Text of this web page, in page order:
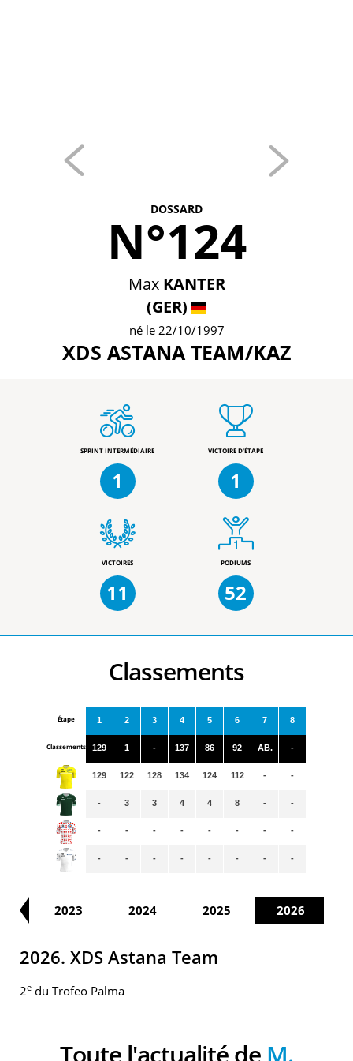
DOSSARD
N°124
Max KANTER
(GER)
né le 22/10/1997
XDS ASTANA TEAM/KAZ
SPRINT INTERMÉDIAIRE
1
VICTOIRE D'ÉTAPE
1
VICTOIRES
11
PODIUMS
52
Classements
Étape
Classements
1
129
129
-
-
-
2
1
122
3
-
-
3
-
128
3
-
-
4
137
134
4
-
-
5
86
124
4
-
-
6
92
112
8
-
-
7
AB.
-
-
-
-
8
-
-
-
-
-
2023 2024 2025 2026
2026. XDS Astana Team
2e du Trofeo Palma
Toute l'actualité de M.